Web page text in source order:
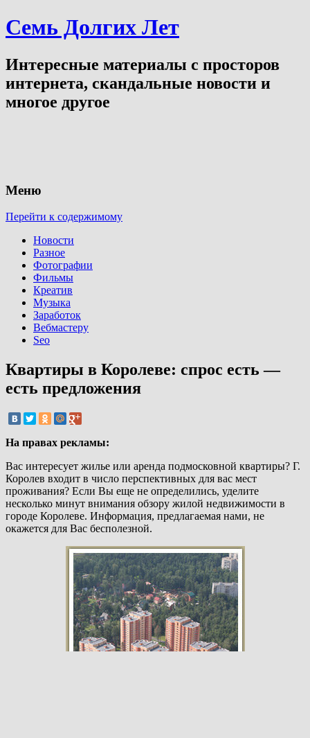
Семь Долгих Лет
Интересные материалы с просторов
интернета, скандальные новости и
многое другое
Меню
Перейти к содержимому
Новости
Разное
Фотографии
Фильмы
Креатив
Музыка
Заработок
Вебмастеру
Seo
Квартиры в Королеве: спрос есть —
есть предложения
На правах рекламы:
Вас интересует жилье или аренда подмосковной квартиры? Г.
Королев входит в число перспективных для вас мест
проживания? Если Вы еще не определились, уделите
несколько минут внимания обзору жилой недвижимости в
городе Королеве. Информация, предлагаемая нами, не
окажется для Вас бесполезной.